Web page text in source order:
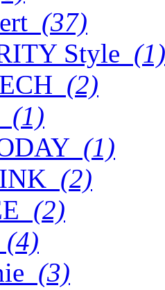
(37)
Style (1)
(2)
(1)
(1)
(2)
(2)
(4)
(3)